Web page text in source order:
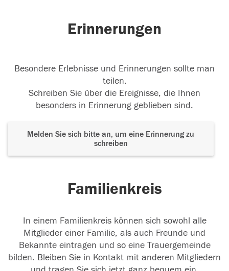
Erinnerungen
Besondere Erlebnisse und Erinnerungen sollte man
teilen.
Schreiben Sie über die Ereignisse, die Ihnen
besonders in Erinnerung geblieben sind.
Melden Sie sich bitte an, um eine Erinnerung zu
schreiben
Familienkreis
In einem Familienkreis können sich sowohl alle
Mitglieder einer Familie, als auch Freunde und
Bekannte eintragen und so eine Trauergemeinde
bilden. Bleiben Sie in Kontakt mit anderen Mitgliedern